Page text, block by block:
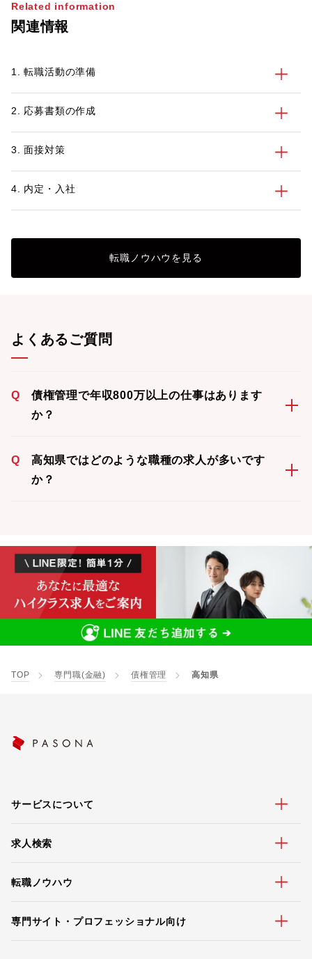
Related information
関連情報
1. 転職活動の準備
2. 応募書類の作成
3. 面接対策
4. 内定・入社
転職ノウハウを見る
よくあるご質問
Q
債権管理で年収800万以上の仕事はあります
か？
Q
高知県ではどのような職種の求人が多いです
か？
TOP 専門職(金融) 債権管理 高知県
サービスについて
求人検索
転職ノウハウ
専門サイト・プロフェッショナル向け